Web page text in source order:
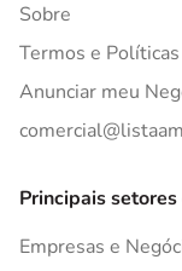
Sobre
Termos e Políticas
Anunciar meu
Principais
Empresas e